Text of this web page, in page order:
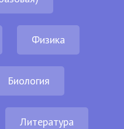
Физика
Биология
Литература